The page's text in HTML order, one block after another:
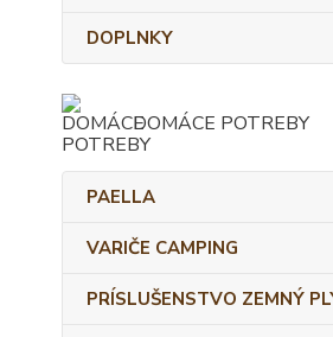
DOPLNKY
DOMÁCE POTREBY
PAELLA
VARIČE CAMPING
PRÍSLUŠENSTVO ZEMNÝ